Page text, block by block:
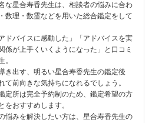
な星合寿香先生は、相談者の悩みに合わ
数理・数霊などを用いた総合鑑定をして
ドバイスに感動した」「アドバイスを実
係が上手くいくようになった」と口コミ
。
き出す、明るい星合寿香先生の鑑定後
て前向きな気持ちになれるでしょう。
定所は完全予約制のため、鑑定希望の方
をおすすめします。
悩みを解決したい方は、星合寿香先生の